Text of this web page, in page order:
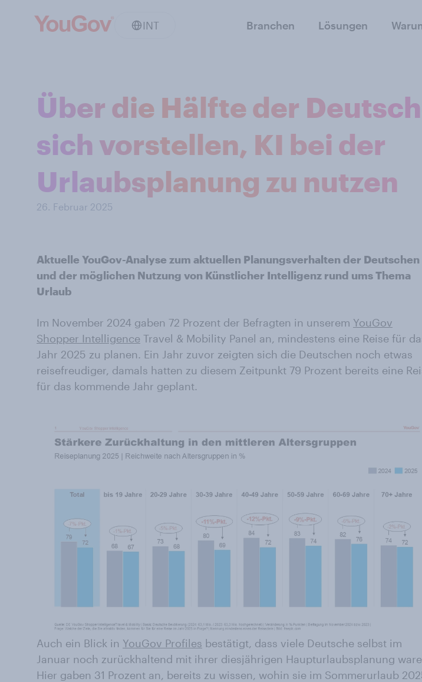
INT Branchen Lösungen
Über die Hälfte der
sich vorstellen, KI bei der
Urlaubsplanung zu nutzen
26. Februar 2025
Aktuelle YouGov-Analyse zum aktuellen Planungsverhalten der Deutschen
und der möglichen Nutzung von Künstlicher Intelligenz rund ums Thema
Urlaub
Im November 2024 gaben 72 Prozent der Befragten in unserem YouGov
Shopper Intelligence Travel & Mobility Panel an, mindestens eine Reise für
Jahr 2025 zu planen. Ein Jahr zuvor zeigten sich die Deutschen noch etwas
reisefreudiger, damals hatten zu diesem Zeitpunkt 79 Prozent bereits eine
für das kommende Jahr geplant.
Auch ein Blick in YouGov Profiles bestätigt, dass viele Deutsche selbst im
Januar noch zurückhaltend mit ihrer diesjährigen Haupturlaubsplanung
Hier gaben 31 Prozent an, bereits zu wissen, wohin sie im Sommerurlaub